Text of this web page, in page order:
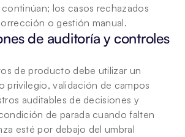
los casos rechazados
o gestión manual.
de auditoría y controles
de producto debe utilizar un
privilegio, validación de campos
auditables de decisiones y
de parada cuando falten
esté por debajo del umbral